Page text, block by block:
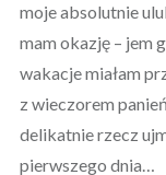
moje absolutnie
mam okazję – jem
wakacje miałam
z wieczorem
delikatnie rzecz
pierwszego dnia…